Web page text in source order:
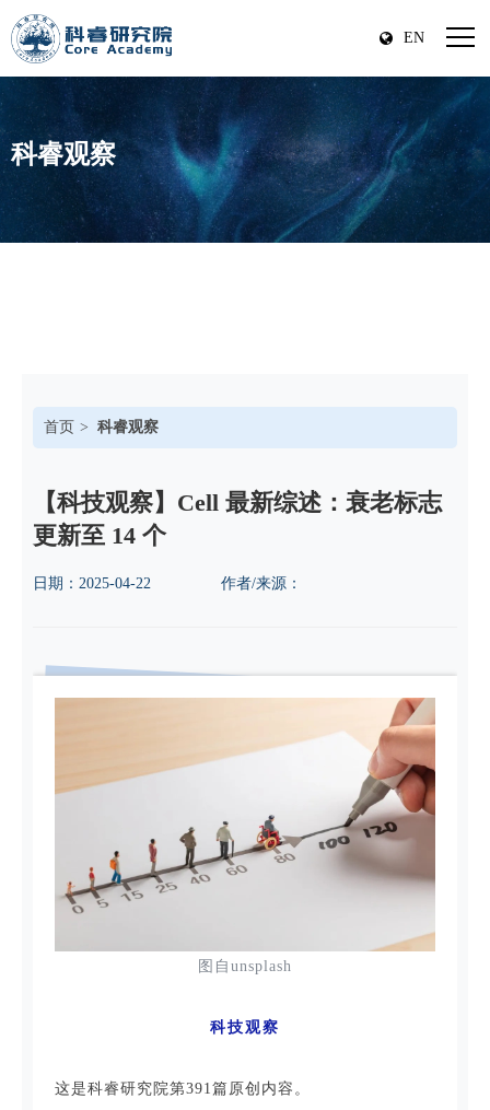
EN
科睿观察
首页 科睿观察
【科技观察】Cell 最新综述：衰老标志
更新至 14 个
日期： 2025-04-22 作者/来源：
图自unsplash
科技观察
这是科睿研究院第391篇原创内容。